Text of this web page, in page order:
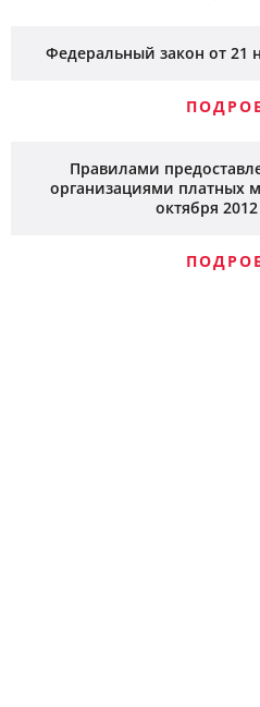
Федеральный закон от 21
Правилами
организациями платных
октября